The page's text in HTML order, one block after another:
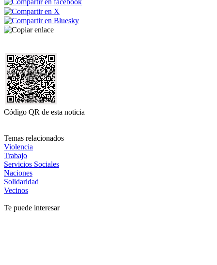
Código QR de esta noticia
Temas relacionados
Violencia
Trabajo
Servicios Sociales
Naciones
Solidaridad
Vecinos
Te puede interesar